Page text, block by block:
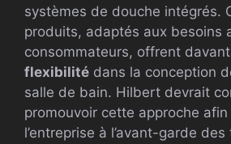
systèmes de douche intégrés.
produits, adaptés aux besoins
consommateurs, offrent
flexibilité dans la conception
salle de bain. Hilbert devrait
promouvoir cette approche
l’entreprise à l’avant-garde